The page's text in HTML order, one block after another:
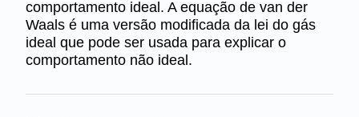
comportamento ideal. A equação de van der
Waals é uma versão modificada da lei do gás
ideal que pode ser usada para explicar o
comportamento não ideal.